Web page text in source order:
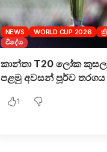
NEWS WORLD CUP 2026
විදේශ
කාන්තා T20 ලෝක
පළමු අවසන් පූර්ව තරගය
1